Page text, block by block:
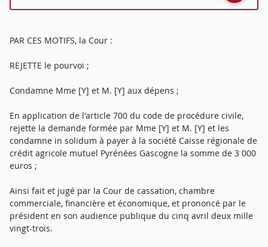
PAR CES MOTIFS, la Cour :
REJETTE le pourvoi ;
Condamne Mme [Y] et M. [Y] aux dépens ;
En application de l'article 700 du code de procédure civile,
rejette la demande formée par Mme [Y] et M. [Y] et les
condamne in solidum à payer à la société Caisse régionale de
crédit agricole mutuel Pyrénées Gascogne la somme de 3 000
euros ;
Ainsi fait et jugé par la Cour de cassation, chambre
commerciale, financière et économique, et prononcé par le
président en son audience publique du cinq avril deux mille
vingt-trois.